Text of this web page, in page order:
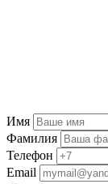
Имя
Фамилия
Телефон
Email